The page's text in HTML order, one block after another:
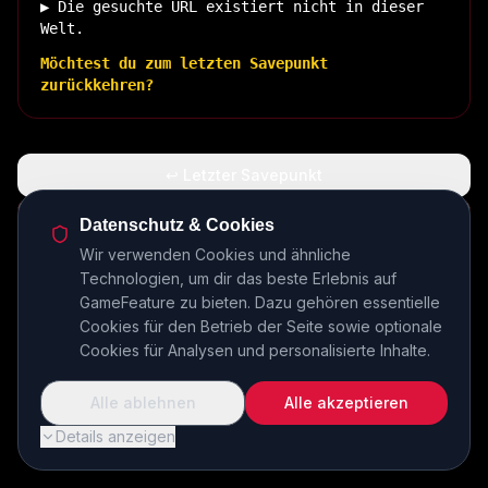
▶ Die gesuchte URL existiert nicht in dieser
Welt.
Möchtest du zum letzten Savepunkt
zurückkehren?
🏠 Zurück zur Basis
INSERT COIN TO CONTINUE...
Datenschutz & Cookies
Wir verwenden Cookies und ähnliche
Technologien, um dir das beste Erlebnis auf
GameFeature zu bieten. Dazu gehören essentielle
Cookies für den Betrieb der Seite sowie optionale
Cookies für Analysen und personalisierte Inhalte.
Details anzeigen
Alle ablehnen Alle akzeptieren